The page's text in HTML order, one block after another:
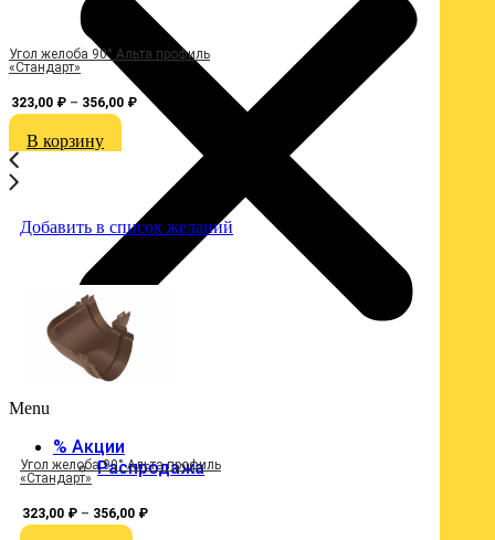
Menu
% Акции
Распродажа
Угол желоба 90° Альта профиль
«Стандарт»
323,00 ₽– 356,00 ₽
В корзину
Добавить в список желаний
Угол желоба 90° Альта профиль
«Стандарт»
323,00 ₽– 356,00 ₽